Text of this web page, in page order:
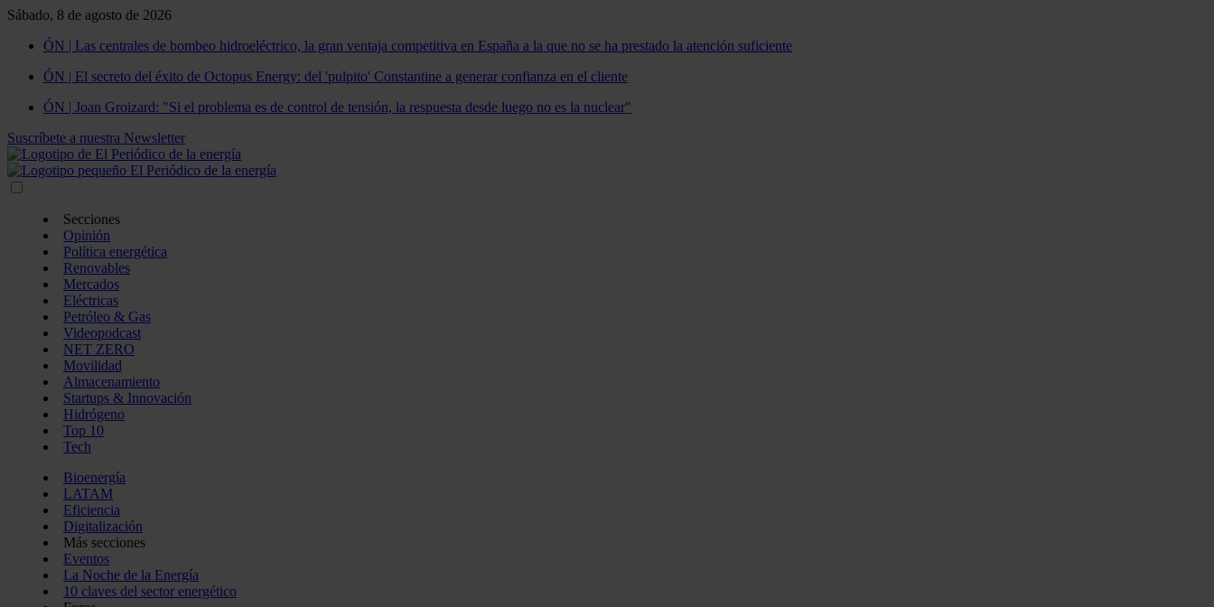
Sábado, 8 de agosto de 2026
ÓN | Las centrales de bombeo hidroeléctrico, la gran ventaja competitiva en España a la que no se ha prestado la atención suficiente
ÓN | El secreto del éxito de Octopus Energy: del 'pulpito' Constantine a generar confianza en el cliente
ÓN | Joan Groizard: "Si el problema es de control de tensión, la respuesta desde luego no es la nuclear"
Suscríbete a nuestra Newsletter
Secciones
Opinión
Política energética
Renovables
Mercados
Eléctricas
Petróleo & Gas
Videopodcast
NET ZERO
Movilidad
Almacenamiento
Startups & Innovación
Hidrógeno
Top 10
Tech
Bioenergía
LATAM
Eficiencia
Digitalización
Más secciones
Eventos
La Noche de la Energía
10 claves del sector energético